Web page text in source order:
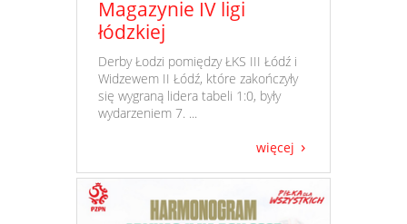
Magazynie IV ligi
łódzkiej
​ Derby Łodzi pomiędzy ŁKS III Łódź i
Widzewem II Łódź, które zakończyły
się wygraną lidera tabeli 1:0, były
wydarzeniem 7. ...
więcej